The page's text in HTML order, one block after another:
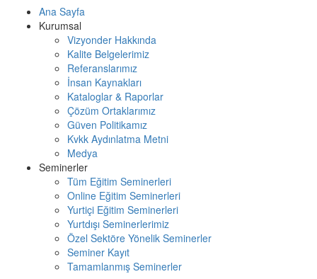
Ana Sayfa
Kurumsal
Vizyonder Hakkında
Kalite Belgelerimiz
Referanslarımız
İnsan Kaynakları
Kataloglar & Raporlar
Çözüm Ortaklarımız
Güven Politikamız
Kvkk Aydınlatma Metni
Medya
Seminerler
Tüm Eğitim Seminerleri
Online Eğitim Seminerleri
Yurtiçi Eğitim Seminerleri
Yurtdışı Seminerlerimiz
Özel Sektöre Yönelik Seminerler
Seminer Kayıt
Tamamlanmış Seminerler